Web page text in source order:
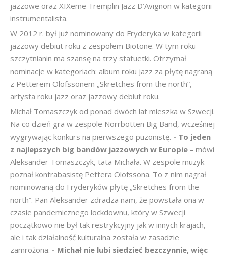
jazzowe oraz XIXeme Tremplin Jazz D’Avignon w kategorii
instrumentalista.
W 2012 r. był już nominowany do Fryderyka w kategorii
jazzowy debiut roku z zespołem Biotone. W tym roku
szczytnianin ma szansę na trzy statuetki. Otrzymał
nominacje w kategoriach: album roku jazz za płytę nagraną
z Petterem Olofssonem „Skretches from the north”,
artysta roku jazz oraz jazzowy debiut roku.
Michał Tomaszczyk od ponad dwóch lat mieszka w Szwecji.
Na co dzień gra w zespole Norrbotten Big Band, wcześniej
wygrywając konkurs na pierwszego puzonistę. - To jeden
z najlepszych big bandów jazzowych w Europie – mówi
Aleksander Tomaszczyk, tata Michała. W zespole muzyk
poznał kontrabasistę Pettera Olofssona. To z nim nagrał
nominowaną do Fryderyków płytę „Skretches from the
north”. Pan Aleksander zdradza nam, że powstała ona w
czasie pandemicznego lockdownu, który w Szwecji
początkowo nie był tak restrykcyjny jak w innych krajach,
ale i tak działalność kulturalna została w zasadzie
zamrożona. - Michał nie lubi siedzieć bezczynnie, więc